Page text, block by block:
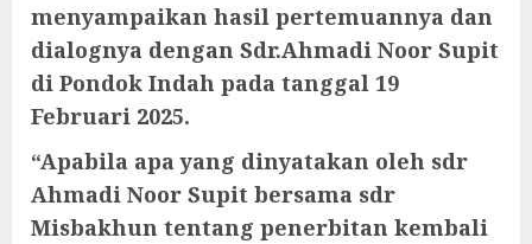
menyampaikan hasil pertemuannya dan
dialognya dengan Sdr.Ahmadi Noor Supit
di Pondok Indah pada tanggal 19
Februari 2025.
“Apabila apa yang dinyatakan oleh sdr
Ahmadi Noor Supit bersama sdr
Misbakhun tentang penerbitan kembali